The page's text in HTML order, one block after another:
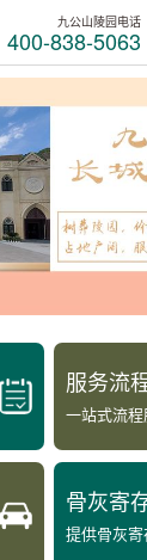
九公山陵园电话
400-838-5063
服务流
一站式流
骨灰寄
提供骨灰